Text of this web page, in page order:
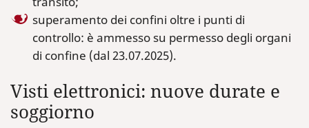
superamento dei confini oltre i punti di
controllo: è ammesso su permesso degli organi
di confine (dal 23.07.2025).
Visti elettronici: nuove durate e
soggiorno